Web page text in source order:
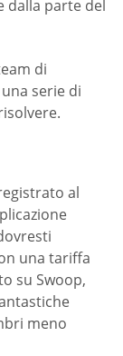
dalla parte del
di
serie di
al
una tariffa
su Swoop,
meno